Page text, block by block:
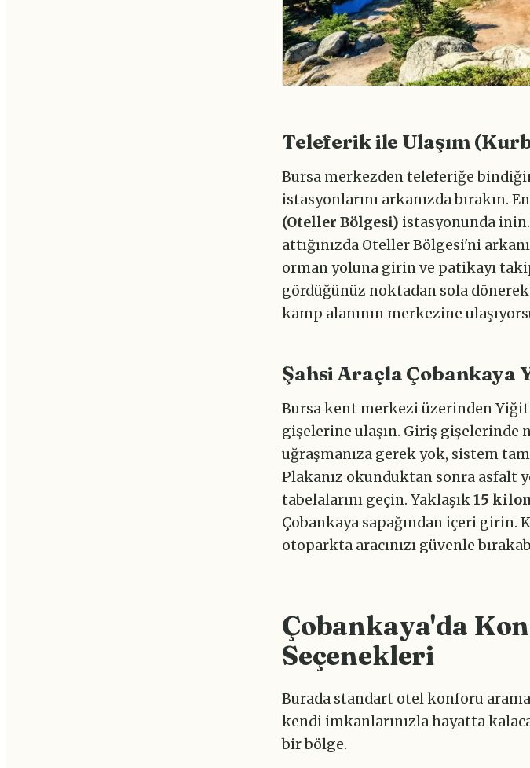
Teleferik ile Ulaşım
Bursa merkezden teleferiğe
istasyonlarını arkanızda bırakın.
(Oteller Bölgesi) istasyonunda inin.
attığınızda Oteller Bölgesi'ni
orman yoluna girin ve patikayı
gördüğünüz noktadan sola
kamp alanının merkezine
Şahsi Araçla Çobankaya
Bursa kent merkezi üzerinden
gişelerine ulaşın. Giriş gişelerinde
uğraşmanıza gerek yok, sistem
Plakanız okunduktan sonra asfalt
tabelalarını geçin. Yaklaşık15
Çobankaya sapağından içeri girin.
otoparkta aracınızı güvenle
Çobankaya'da
Seçenekleri
Burada standart otel konforu
kendi imkanlarınızla hayatta
bir bölge.